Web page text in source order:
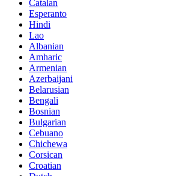
Catalan
Esperanto
Hindi
Lao
Albanian
Amharic
Armenian
Azerbaijani
Belarusian
Bengali
Bosnian
Bulgarian
Cebuano
Chichewa
Corsican
Croatian